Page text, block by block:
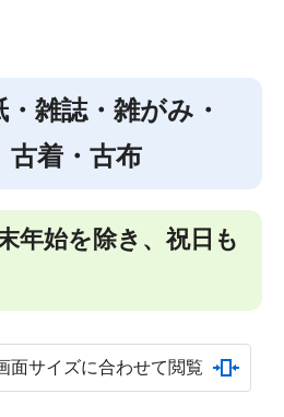
雑誌・雑がみ・
古着・古布
末年始を除き、祝日も
面サイズに合わせて閲覧